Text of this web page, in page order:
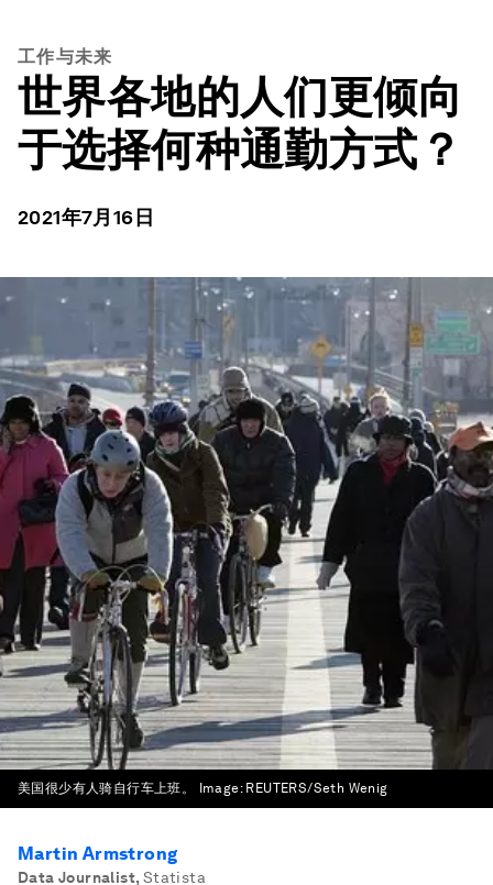
工作与未来
世界各地的人们更倾向
于选择何种通勤方式？
2021年7月16日
美国很少有人骑自行车上班。 Image: REUTERS/Seth Wenig
Martin Armstrong
Data Journalist, Statista